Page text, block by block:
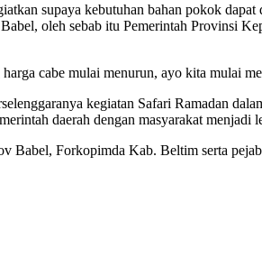
supaya kebutuhan bahan pokok
oleh sebab itu Pemerintah Provinsi
cabe mulai menurun, ayo kita mulai
kegiatan Safari Ramadan
daerah dengan masyarakat menjadi
Babel, Forkopimda Kab. Beltim serta